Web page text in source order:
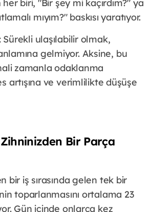
her biri, "Bir şey mi kaçırdım?" ya
mıyım?" baskısı yaratıyor.
ulaşılabilir olmak,
gelmiyor. Aksine, bu
zamanla odaklanma
artışına ve verimlilikte düşüşe
Bir Parça
bir iş sırasında gelen tek bir
toparlanmasını ortalama 23
Gün içinde onlarca kez